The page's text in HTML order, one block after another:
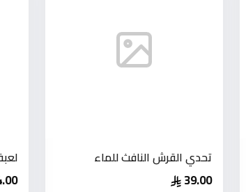
تحدي القرش النافث للماء
39.00